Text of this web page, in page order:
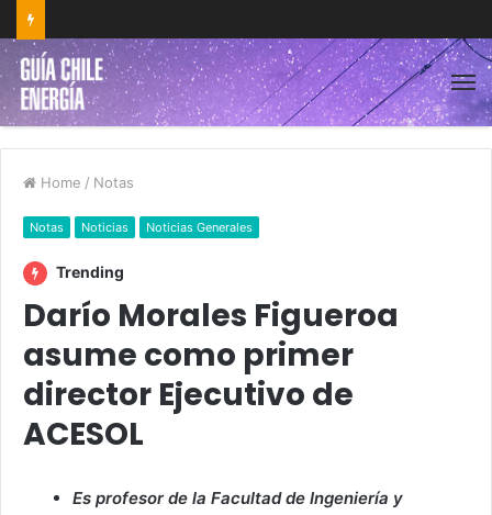
Home / Notas
Notas Noticias Noticias Generales
Trending
Darío Morales Figueroa
asume como primer
director Ejecutivo de
ACESOL
Es profesor de la Facultad de Ingeniería y